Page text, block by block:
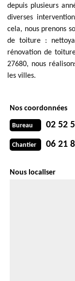
depuis plusieurs
diverses
cela, nous prenons
de toiture :
rénovation de
27680, nous
les villes.
Nos coordonnées
Bureau 02 52
Chantier 06 21
Nous localiser